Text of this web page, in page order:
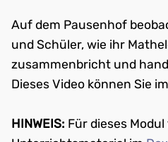
Auf dem Pausenhof
und Schüler, wie ihr
zusammenbricht und
Dieses Video können Sie
HINWEIS: Für dieses